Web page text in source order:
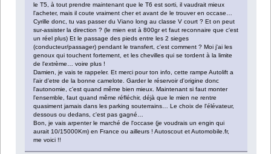
le T5, à tout prendre maintenant que le T6 est sorti, il vaudrait mieux
l'acheter, mais il coute vraiment cher et avant de le trouver en occase…
Cyrille donc, tu vas passer du Viano long au classe V court ? Et on peut
sur-assister la direction ? (le mien est à 800gr et faut reconnaire que c'est
un réel plus) Et le passage des pieds entre les 2 sieges
(conducteur/passager) pendant le transfert, c'est comment ? Moi j'ai les
genoux qui touchent fortement, et les chevilles qui se tordent à la limite
de l'extrème… voire plus !
Damien, je vais te rappeler. Et merci pour ton info, cette rampe Autolift a
l'air d'etre de la bonne camelote. Garder le réservoir d'origine donc
l'autonomie, c'est quand même bien mieux. Maintenant si faut monter
l'ensemble, faut quand même réfléchir, déjà que le mien ne rentre
quasiment jamais dans les parking souterrains… Le choix de l'élévateur,
dessous ou dedans, c'est pas gagné…
Bon, je vais arpenter le marché de l'occase (je voudrais un engin qui
aurait 10/15000Km) en France ou ailleurs ! Autoscout et Automobile.fr,
me voici !!